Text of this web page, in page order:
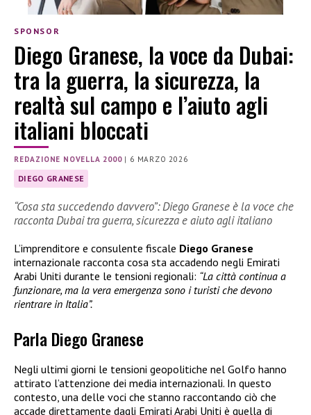
SPONSOR
Diego Granese, la voce da Dubai:
tra la guerra, la sicurezza, la
realtà sul campo e l’aiuto agli
italiani bloccati
REDAZIONE NOVELLA 2000| 6 MARZO 2026
DIEGO GRANESE
“Cosa sta succedendo davvero”: Diego Granese è la voce che
racconta Dubai tra guerra, sicurezza e aiuto agli italiano
L’imprenditore e consulente fiscale Diego Granese
internazionale racconta cosa sta accadendo negli Emirati
Arabi Uniti durante le tensioni regionali: “La città continua a
funzionare, ma la vera emergenza sono i turisti che devono
rientrare in Italia”.
Parla Diego Granese
Negli ultimi giorni le tensioni geopolitiche nel Golfo hanno
attirato l’attenzione dei media internazionali. In questo
contesto, una delle voci che stanno raccontando ciò che
accade direttamente dagli Emirati Arabi Uniti è quella di